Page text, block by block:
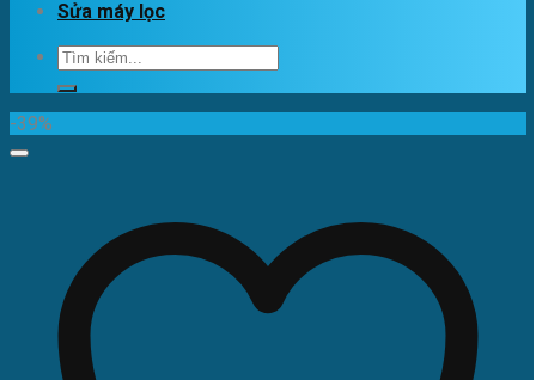
Sửa máy lọc
Tìm
kiếm:
-39%